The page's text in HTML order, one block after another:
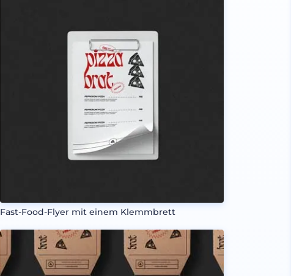
Fast-Food-Flyer mit einem Klemmbrett